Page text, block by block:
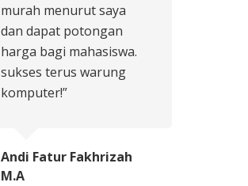
murah menurut saya
dan dapat potongan
harga bagi mahasiswa.
sukses terus warung
komputer!”
Andi Fatur Fakhrizah
M.A